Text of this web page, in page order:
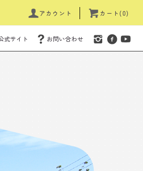
アカウント カート(0)
式サイト お問い合わせ